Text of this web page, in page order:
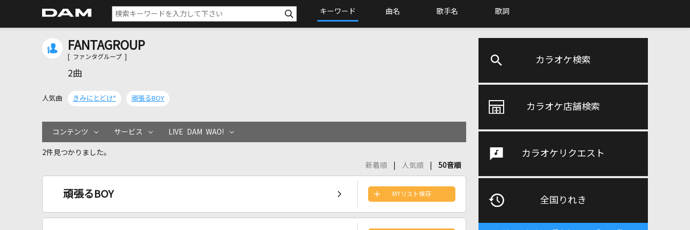
キーワード 曲名 歌手名 歌詞
カラオケ検索
カラオケ店舗検索
カラオケリクエスト
全国りれき
FANTAGROUP
[ ファンタグループ ]
2曲
人気曲 きみにとどけ* 頑張るBOY
コンテンツ サービス LIVE DAM WAO!
2件見つかりました。
新着順
人気順 50音順
頑張るBOY MYリスト保存